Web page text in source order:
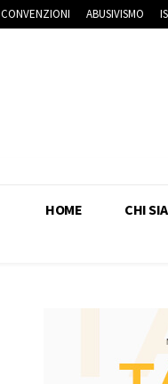
CONVENZIONI ABUSIVISMO
HOME CHI